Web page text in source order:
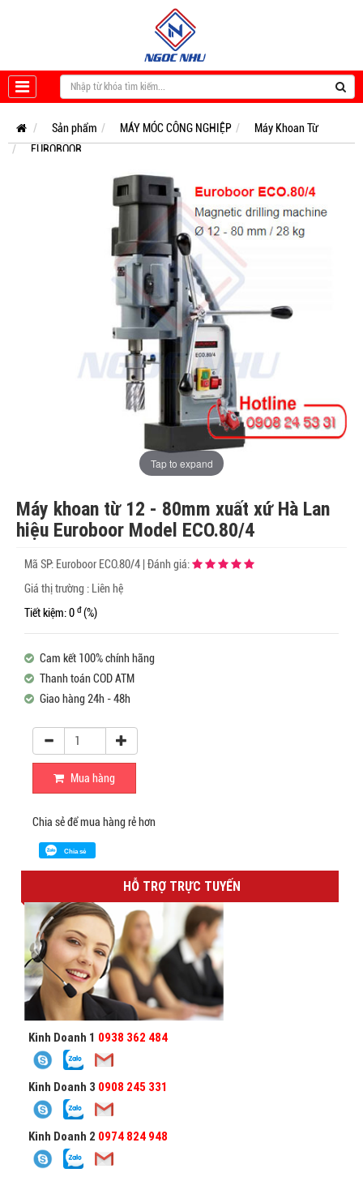
Sản phẩm MÁY MÓC CÔNG NGHIỆP
Máy Khoan Từ
EUROBOOR
Tap to expand
Máy khoan từ 12 - 80mm xuất xứ Hà Lan
hiệu Euroboor Model ECO.80/4
Mã SP: Euroboor ECO.80/4 Đánh giá:
Giá thị trường : Liên hệ
Tiết kiệm: 0 đ (%)
Cam kết 100% chính hãng
Thanh toán COD ATM
Giao hàng 24h - 48h
Mua hàng
Chia sẻ để mua hàng rẻ hơn
Chia sẻ
HỖ TRỢ TRỰC TUYẾN
Kinh Doanh 1 0938 362 484
Kinh Doanh 3 0908 245 331
Kinh Doanh 2 0974 824 948